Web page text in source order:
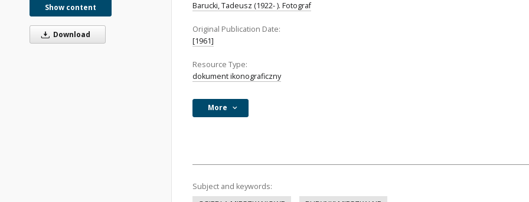
Show content
Download
Barucki, Tadeusz (1922- ). Fotograf
Original Publication Date:
[1961]
Resource Type:
dokument ikonograficzny
More
Subject and keywords: